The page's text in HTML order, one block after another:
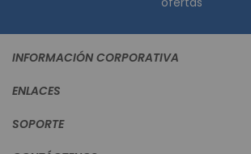
INFORMACIÓN CORPORATIVA
ENLACES
SOPORTE